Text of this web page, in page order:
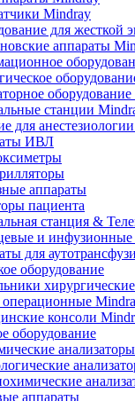
Mindray
для жесткой
аппараты
станции
для
ИВЛ
аппараты
пациента
станция &
и
для
оборудование
консоли
оборудование
аппараты